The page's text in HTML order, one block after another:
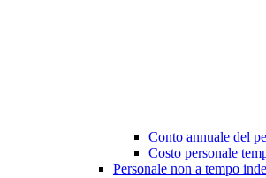
Conto annuale del
Costo personale
Personale non a tempo